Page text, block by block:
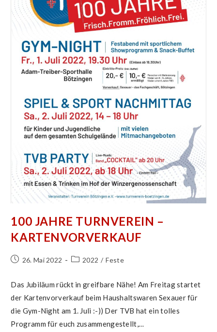
100 JAHRE TURNVEREIN –
KARTENVORVERKAUF
Beitrag26. Mai 2022
Beitrags-
2022 / Feste
Das Jubiläum rückt in greifbare Nähe! Am Freitag startet
der Kartenvorverkauf beim Haushaltswaren Sexauer für
die Gym-Night am 1. Juli :-)) Der TVB hat ein tolles
Programm für euch zusammengestellt,…